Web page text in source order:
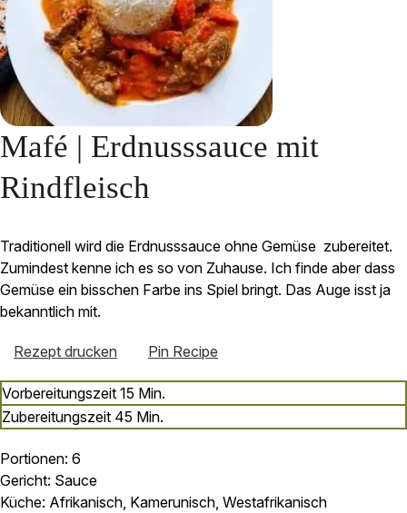
Mafé | Erdnusssauce mit
Rindfleisch
Traditionell wird die Erdnusssauce ohne Gemüse zubereitet.
Zumindest kenne ich es so von Zuhause. Ich finde aber dass
Gemüse ein bisschen Farbe ins Spiel bringt. Das Auge isst ja
bekanntlich mit.
Rezept drucken Pin Recipe
Vorbereitungszeit 15 Minuten
Min.
Zubereitungszeit 45 Minuten
Min.
Portionen: 6
Gericht: Sauce
Küche: Afrikanisch, Kamerunisch, Westafrikanisch